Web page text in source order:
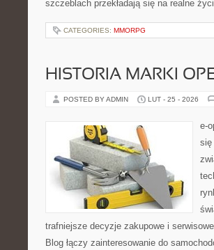
szczeblach przekładają się na realne
CATEGORIES: MMORPG
HISTORIA MARKI
POSTED BY ADMIN LUT - 25 - 2026
e-
się
trafniejsze decyzje zakupowe i
Blog łączy zainteresowanie do